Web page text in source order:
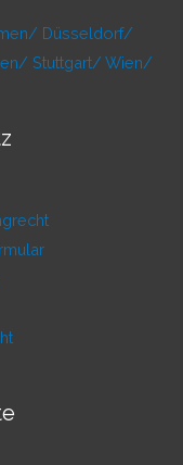
Düsseldorf/
Stuttgart/ Wien/